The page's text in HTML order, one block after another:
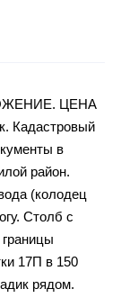
ЦЕНА
Кадастровый
в
район.
(колодец
Столб с
17П в 150
рядом.